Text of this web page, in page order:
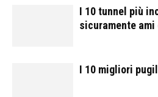
I 10 tunnel più
sicuramente
I 10 migliori